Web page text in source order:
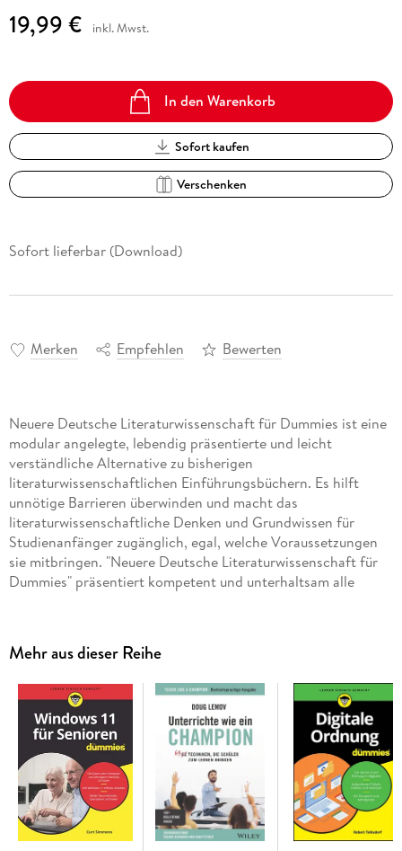
19,99 € inkl. Mwst.
In den Warenkorb
Sofort kaufen
Verschenken
Sofort lieferbar (Download)
Merken Empfehlen Bewerten
Neuere Deutsche Literaturwissenschaft für Dummies ist eine
modular angelegte, lebendig präsentierte und leicht
verständliche Alternative zu bisherigen
literaturwissenschaftlichen Einführungsbüchern. Es hilft
unnötige Barrieren überwinden und macht das
literaturwissenschaftliche Denken und Grundwissen für
Studienanfänger zugänglich, egal, welche Voraussetzungen
sie mitbringen. "Neuere Deutsche Literaturwissenschaft für
Dummies" präsentiert kompetent und unterhaltsam alle
Arbeitstechniken) bis zum B. A. -Niveau und legt das
Fundament für ein weiterführendes Studium.
Mehr aus dieser Reihe